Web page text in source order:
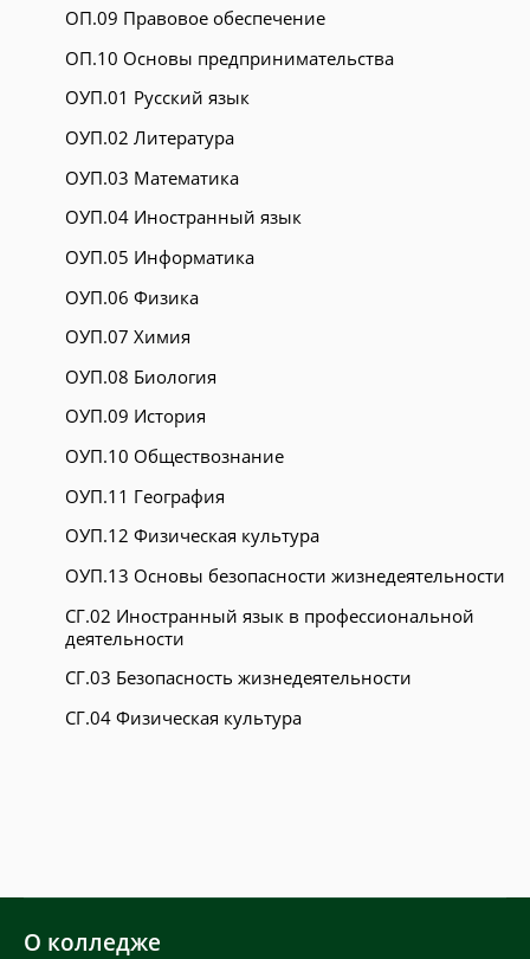
ОП.09 Правовое обеспечение
ОП.10 Основы предпринимательства
ОУП.01 Русский язык
ОУП.02 Литература
ОУП.03 Математика
ОУП.04 Иностранный язык
ОУП.05 Информатика
ОУП.06 Физика
ОУП.07 Химия
ОУП.08 Биология
ОУП.09 История
ОУП.10 Обществознание
ОУП.11 География
ОУП.12 Физическая культура
ОУП.13 Основы безопасности жизнедеятельности
СГ.02 Иностранный язык в професcиональной
деятельности
СГ.03 Безопасность жизнедеятельности
СГ.04 Физическая культура
О колледже